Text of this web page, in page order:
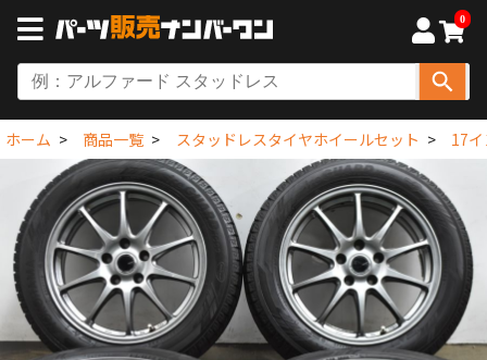
0
ホーム 商品一覧 スタッドレスタイヤホイールセット 17